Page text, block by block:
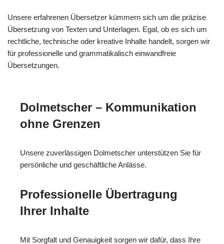
Unsere erfahrenen Übersetzer kümmern sich um die präzise
Übersetzung von Texten und Unterlagen. Egal, ob es sich um
rechtliche, technische oder kreative Inhalte handelt, sorgen wir
für professionelle und grammatikalisch einwandfreie
Übersetzungen.
Dolmetscher – Kommunikation
ohne Grenzen
Unsere zuverlässigen Dolmetscher unterstützen Sie für
persönliche und geschäftliche Anlässe.
Professionelle Übertragung
Ihrer Inhalte
Mit Sorgfalt und Genauigkeit sorgen wir dafür, dass Ihre